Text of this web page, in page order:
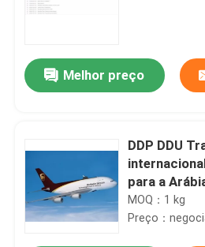
Melhor preço
DDP DDU
para a
MOQ：1 kg
Preço：